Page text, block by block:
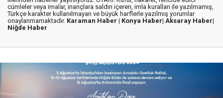
cümleler veya imalar, inançlara saldırı içeren, imla kuralları ile yazılmamış,
Türkçe karakter kullanılmayan ve büyük harflerle yazılmış yorumlar
onaylanmamaktadır. Karaman Haber | Konya Haber| Aksaray Haber|
Niğde Haber